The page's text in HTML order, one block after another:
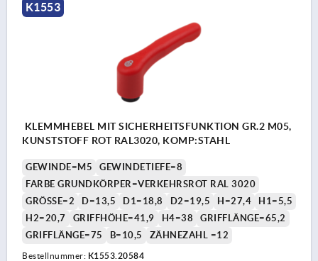
K1553
KLEMMHEBEL MIT SICHERHEITSFUNKTION GR.2 M05,
KUNSTSTOFF ROT RAL3020, KOMP:STAHL
GEWINDE=M5
GEWINDETIEFE=8
FARBE GRUNDKÖRPER=VERKEHRSROT RAL 3020
GRÖSSE=2
D=13,5 D1=18,8 D2=19,5 H=27,4
H1=5,5
H2=20,7
GRIFFHÖHE=41,9 H4=38
GRIFFLÄNGE=65,2
GRIFFLÄNGE=75
B=10,5 ZÄHNEZAHL =12
Bestellnummer: K1553.20584